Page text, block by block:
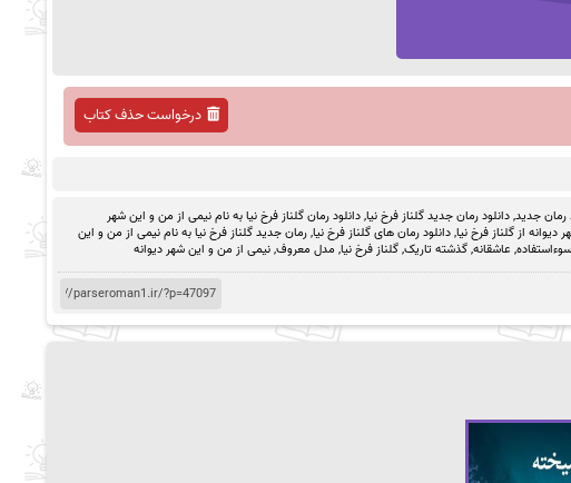
درخواست حذف کتاب
رمان جدید,دانلود رمان جدید گلناز فرخ نیا,دانلود رمان گلناز فرخ نیا به نام نیمی از من و این شهر
از گلناز فرخ نیا,دانلود رمان های گلناز فرخ نیا,رمان جدید گلناز فرخ نیا به نام نیمی از من و این
سوءاستفاده, عاشقانه,گذشته تاریک,گلناز فرخ نیا, مدل معروف,نیمی از من و این شهر دیوانه